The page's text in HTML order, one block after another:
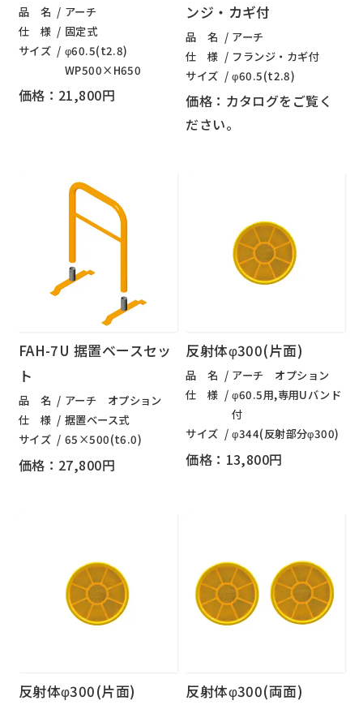
品 名
アーチ
仕 様
固定式
サイズ
φ60.5(t2.8)
WP500×H650
価格：21,800円
ンジ・カギ付
品 名
アーチ
仕 様
フランジ・カギ付
サイズ
φ60.5(t2.8)
価格：カタログをご覧く
ださい。
FAH-7U 据置ベースセッ
ト
品 名
アーチ オプション
仕 様
据置ベース式
サイズ
65×500(t6.0)
価格：27,800円
反射体φ300(片面)
品 名
アーチ オプション
仕 様
φ60.5用,専用Uバンド
付
サイズ
φ344(反射部分φ300)
価格：13,800円
反射体φ300(片面) 反射体φ300(両面)